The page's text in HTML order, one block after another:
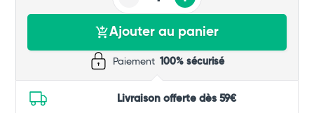
Ajouter au panier
Paiement 100% sécurisé
Livraison offerte dès 59€